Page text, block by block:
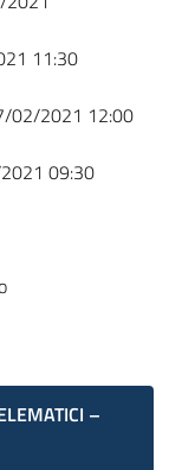
11:30
02/2021 12:00
09:30
–